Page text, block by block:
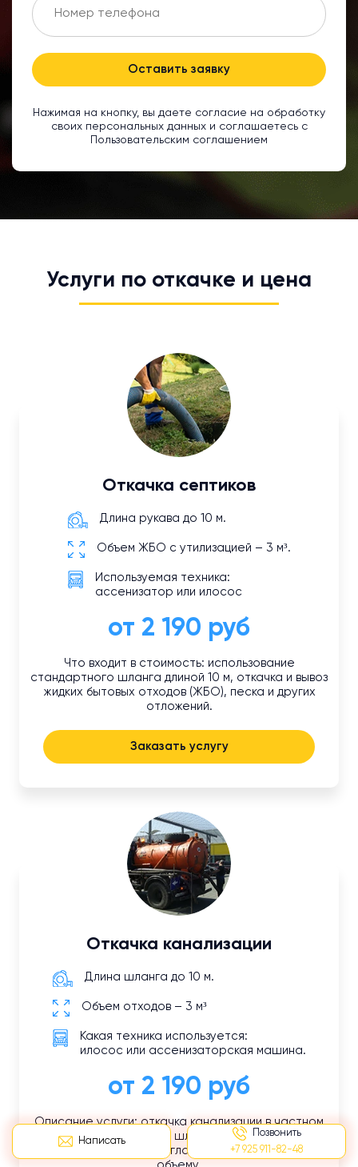
Написать
Позвонить
+7 925 911-82-48
Оставить заявку
Нажимая на кнопку, вы даете согласие на обработку
своих персональных данных и соглашаетесь с
Пользовательским соглашением
Услуги по откачке и цена
Откачка септиков
Длина рукава до 10 м.
Объем ЖБО с утилизацией – 3 м³.
Используемая техника:
ассенизатор или илосос
от 2 190 руб
Что входит в стоимость: использование
стандартного шланга длиной 10 м, откачка и вывоз
жидких бытовых отходов (ЖБО), песка и других
отложений.
Заказать услугу
Откачка канализации
Длина шланга до 10 м.
Объем отходов – 3 м³
Какая техника используется:
илосос или ассенизаторская машина.
от 2 190 руб
Описание услуги: откачка канализации в частном
доме с использованием шланга длиной 10 м, вывоз
и утилизация ЖБО согласно установленному